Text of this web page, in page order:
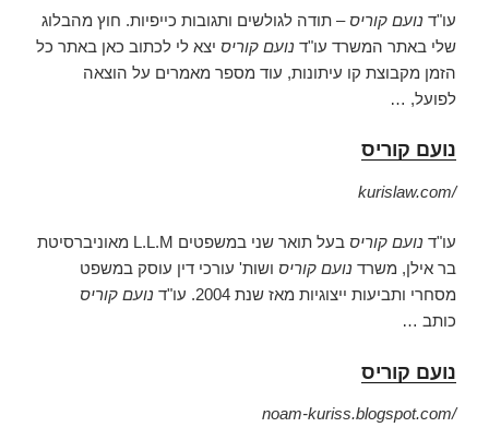
עו"ד נועם קוריס – תודה לגולשים ותגובות כייפיות. חוץ מהבלוג
שלי באתר המשרד עו"ד נועם קוריס יצא לי לכתוב כאן באתר כל
הזמן מקבוצת קו עיתונות, עוד מספר מאמרים על הוצאה
לפועל, …
נועם קוריס
kurislaw.com/
עו"ד נועם קוריס
בעל תואר שני במשפטים L.L.M מאוניברסיטת
בר אילן, משרד נועם קוריס ושות' עורכי דין עוסק במשפט
מסחרי ותביעות ייצוגיות מאז שנת 2004. עו"ד
נועם קוריס
כותב …
נועם קוריס
noam-kuriss.blogspot.com/